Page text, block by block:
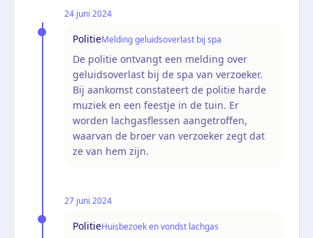
24 juni 2024
PolitieMelding geluidsoverlast bij spa
De politie ontvangt een melding over
geluidsoverlast bij de spa van verzoeker.
Bij aankomst constateert de politie harde
muziek en een feestje in de tuin. Er
worden lachgasflessen aangetroffen,
waarvan de broer van verzoeker zegt dat
ze van hem zijn.
27 juni 2024
PolitieHuisbezoek en vondst lachgas